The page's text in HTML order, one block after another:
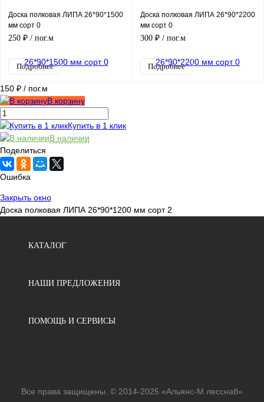
Доска полковая ЛИПА 26*90*1500
мм сорт 0
250 ₽ / пог.м
Подробнее
Доска полковая ЛИПА 26*90*2200
мм сорт 0
300 ₽ / пог.м
Подробнее
150 ₽ / пог.м
В корзину
Купить в 1 клик
В наличии
Поделиться
Ошибка
Закрыть окно
Доска полковая ЛИПА 26*90*1200 мм сорт 2
КАТАЛОГ
НАШИ ПРЕДЛОЖЕНИЯ
ПОМОЩЬ И СЕРВИСЫ
Все права защищены. © 2014-2025 «Альянс-М лесснаб»